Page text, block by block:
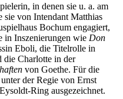
in denen sie u. a. am
sie von Intendant Matthias
Bochum engagiert,
in Inszenierungen wie Don
Eboli, die Titelrolle in
Charlotte in der
von Goethe. Für die
der Regie von Ernst
Ring ausgezeichnet.